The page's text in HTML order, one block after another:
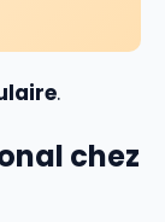
.
chez